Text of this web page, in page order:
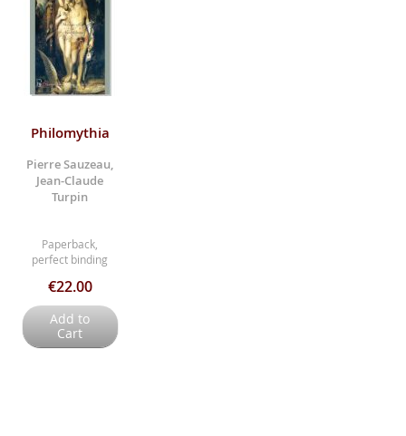
Philomythia
Pierre Sauzeau,
Jean-Claude
Turpin
Paperback,
perfect binding
€22.00
Add to
Cart